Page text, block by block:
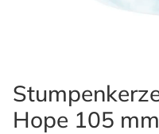
Hope 105 mm